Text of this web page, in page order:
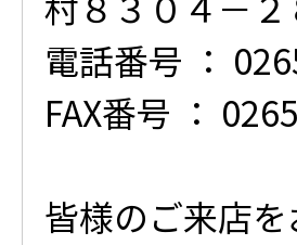
電話番号 ：
FAX番号 ：
皆様のご来店